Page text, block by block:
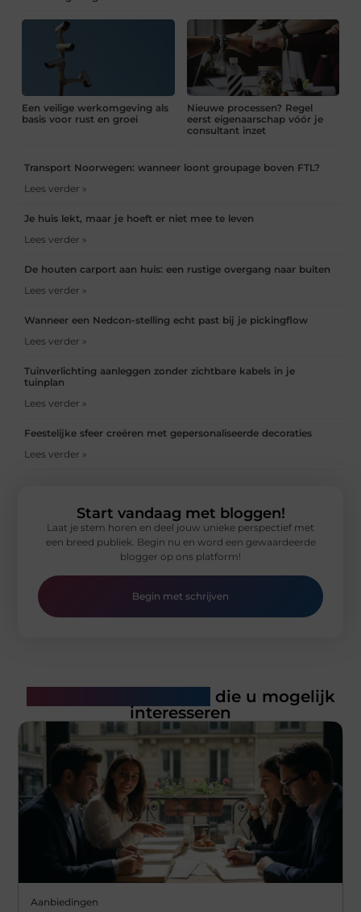
Een veilige werkomgeving als
basis voor rust en groei
Nieuwe processen? Regel
eerst eigenaarschap vóór je
consultant inzet
Transport Noorwegen: wanneer loont groupage boven FTL?
Lees verder »
Je huis lekt, maar je hoeft er niet mee te leven
Lees verder »
De houten carport aan huis: een rustige overgang naar buiten
Lees verder »
Wanneer een Nedcon-stelling echt past bij je pickingflow
Lees verder »
Tuinverlichting aanleggen zonder zichtbare kabels in je
tuinplan
Lees verder »
Feestelijke sfeer creëren met gepersonaliseerde decoraties
Lees verder »
Start vandaag met bloggen!
Laat je stem horen en deel jouw unieke perspectief met
een breed publiek. Begin nu en word een gewaardeerde
blogger op ons platform!
Begin met schrijven
die u mogelijk
interesseren
Aanbiedingen